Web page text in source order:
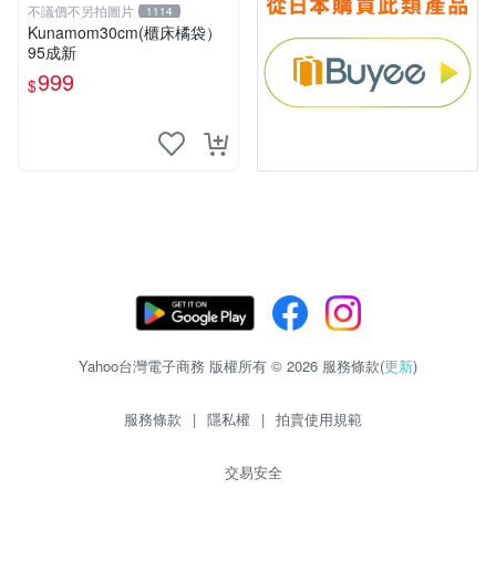
不議價不另拍圖片 1114
Kunamom30cm(櫃床橘袋）
95成新
$999
Yahoo台灣電子商務 版權所有 © 2026 服務條款(更新)
服務條款 | 隱私權 | 拍賣使用規範
交易安全